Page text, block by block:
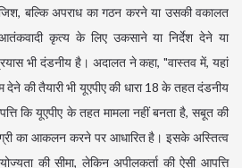
बल्कि अपराध का गठन करने या उसकी वकालत
कृत्य के लिए उकसाने या निर्देश देने या
भी दंडनीय है। अदालत ने कहा, "वास्तव में, यहां
की तैयारी भी यूएपीए की धारा 18 के तहत दंडनीय
कि यूएपीए के तहत मामला नहीं बनता है, सबूत की
का आकलन करने पर आधारित है। इसके अस्तित्व
की सीमा, लेकिन अपीलकर्ता की ऐसी आपत्ति